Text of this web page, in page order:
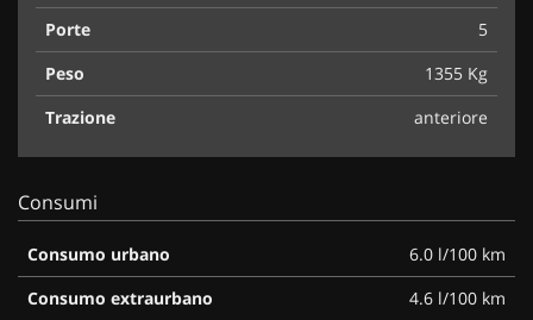
Porte
5
Peso
1355 Kg
Trazione
anteriore
Consumi
Consumo urbano
6.0 l/100 km
Consumo extraurbano
4.6 l/100 km